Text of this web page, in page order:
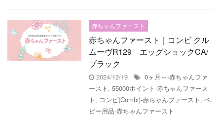
赤ちゃんファースト
赤ちゃんファースト｜コンビ クル
ムーヴR129 エッグショックCA/
ブラック
2024/12/19
0ヶ月～-赤ちゃんファ
ースト , 55000ポイント-赤ちゃんファース
ト , コンビ(Combi)-赤ちゃんファースト , ベ
ビー用品-赤ちゃんファースト